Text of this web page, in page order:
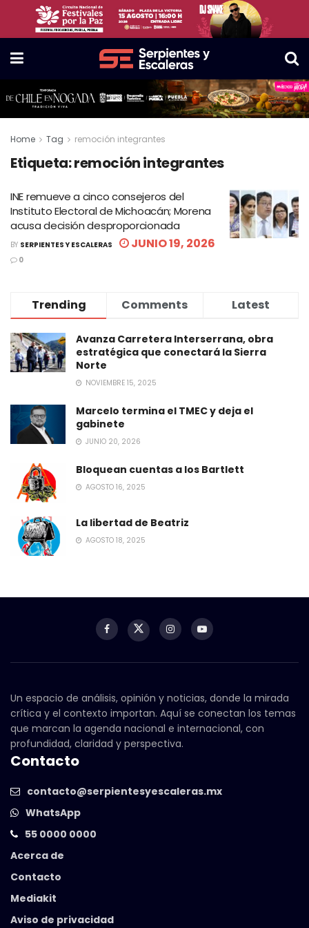
Home Tag remoción integrantes
Etiqueta:remoción integrantes
INE remueve a cinco consejeros del
Instituto Electoral de Michoacán; Morena
acusa decisión desproporcionada
BY SERPIENTES Y ESCALERAS JUNIO 19, 2026
0
Trending Comments Latest
Avanza Carretera Interserrana, obra
estratégica que conectará la Sierra
Norte
NOVIEMBRE 15, 2025
Marcelo termina el TMEC y deja el
gabinete
JUNIO 20, 2026
Bloquean cuentas a los Bartlett
AGOSTO 16, 2025
La libertad de Beatriz
AGOSTO 18, 2025
Un espacio de análisis, opinión y noticias, donde la mirada
crítica y el contexto importan. Aquí se conectan los temas
que marcan la agenda nacional e internacional, con
profundidad, claridad y perspectiva.
Contacto
contacto@serpientesyescaleras.mx
WhatsApp
55 0000 0000
Acerca de
Contacto
Mediakit
Aviso de privacidad